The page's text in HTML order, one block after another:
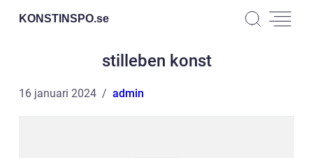
KONSTINSPO.se
stilleben konst
16 januari 2024 admin